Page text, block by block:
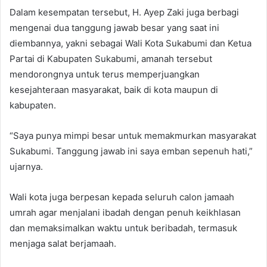
Dalam kesempatan tersebut, H. Ayep Zaki juga berbagi
mengenai dua tanggung jawab besar yang saat ini
diembannya, yakni sebagai Wali Kota Sukabumi dan Ketua
Partai di Kabupaten Sukabumi, amanah tersebut
mendorongnya untuk terus memperjuangkan
kesejahteraan masyarakat, baik di kota maupun di
kabupaten.
“Saya punya mimpi besar untuk memakmurkan masyarakat
Sukabumi. Tanggung jawab ini saya emban sepenuh hati,”
ujarnya.
Wali kota juga berpesan kepada seluruh calon jamaah
umrah agar menjalani ibadah dengan penuh keikhlasan
dan memaksimalkan waktu untuk beribadah, termasuk
menjaga salat berjamaah.